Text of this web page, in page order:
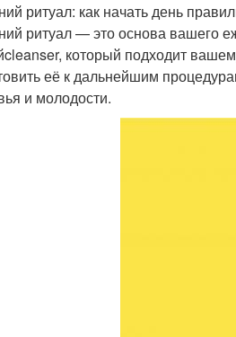
ритуал: как начать день
ритуал — это основа вашего
который подходит
её к дальнейшим
и молодости.